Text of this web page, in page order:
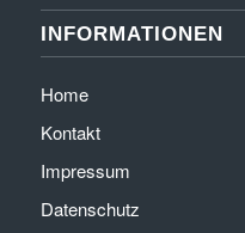
INFORMATIONEN
Home
Kontakt
Impressum
Datenschutz